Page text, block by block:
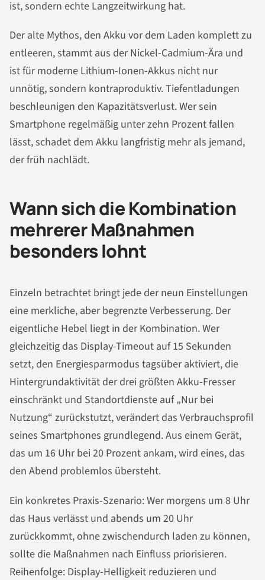
ist, sondern echte Langzeitwirkung hat.
Der alte Mythos, den Akku vor dem Laden komplett zu
entleeren, stammt aus der Nickel-Cadmium-Ära und
ist für moderne Lithium-Ionen-Akkus nicht nur
unnötig, sondern kontraproduktiv. Tiefentladungen
beschleunigen den Kapazitätsverlust. Wer sein
Smartphone regelmäßig unter zehn Prozent fallen
lässt, schadet dem Akku langfristig mehr als jemand,
der früh nachlädt.
Wann sich die Kombination
mehrerer Maßnahmen
besonders lohnt
Einzeln betrachtet bringt jede der neun Einstellungen
eine merkliche, aber begrenzte Verbesserung. Der
eigentliche Hebel liegt in der Kombination. Wer
gleichzeitig das Display-Timeout auf 15 Sekunden
setzt, den Energiesparmodus tagsüber aktiviert, die
Hintergrundaktivität der drei größten Akku-Fresser
einschränkt und Standortdienste auf „Nur bei
Nutzung“ zurückstutzt, verändert das Verbrauchsprofil
seines Smartphones grundlegend. Aus einem Gerät,
das um 16 Uhr bei 20 Prozent ankam, wird eines, das
den Abend problemlos übersteht.
Ein konkretes Praxis-Szenario: Wer morgens um 8 Uhr
das Haus verlässt und abends um 20 Uhr
zurückkommt, ohne zwischendurch laden zu können,
sollte die Maßnahmen nach Einfluss priorisieren.
Reihenfolge: Display-Helligkeit reduzieren und